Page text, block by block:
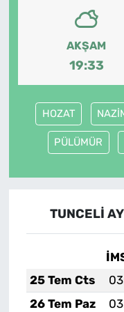
AKŞAM
19:33
HOZAT
PÜLÜMÜR
TUNCELİ
25 Tem Cts
26 Tem Paz